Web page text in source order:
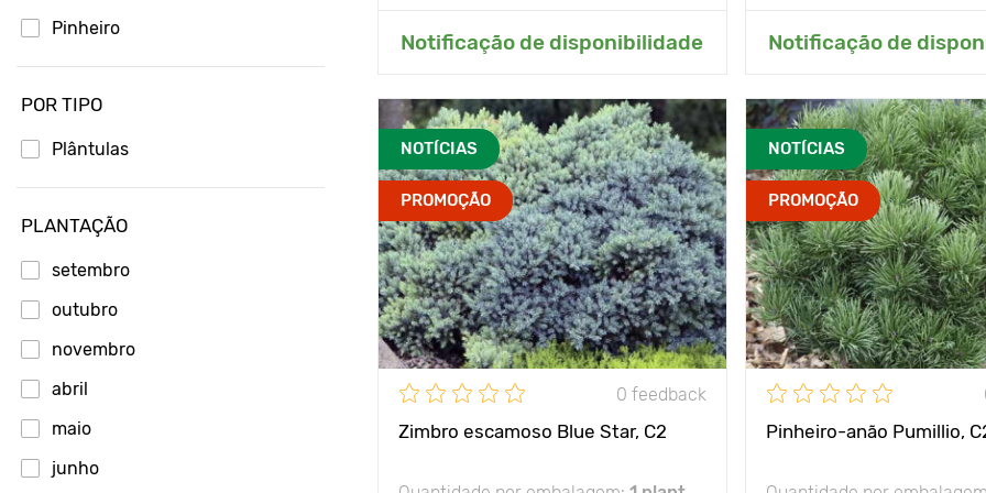
Pinheiro
Pinho
Tuia
Zimbro
POR TIPO
Plântulas
PLANTAÇÃO
setembro
outubro
novembro
abril
maio
junho
Notificação de disponibilidade
Adicionar ao meu jardim Notificação de
Adicionar ao meu
NOTÍCIAS
PROMOÇÃO
0 feedback
Zimbro escamoso Blue Star, C2
NOTÍCIAS
PROMOÇÃO
Pinheiro-anão Pumillio,